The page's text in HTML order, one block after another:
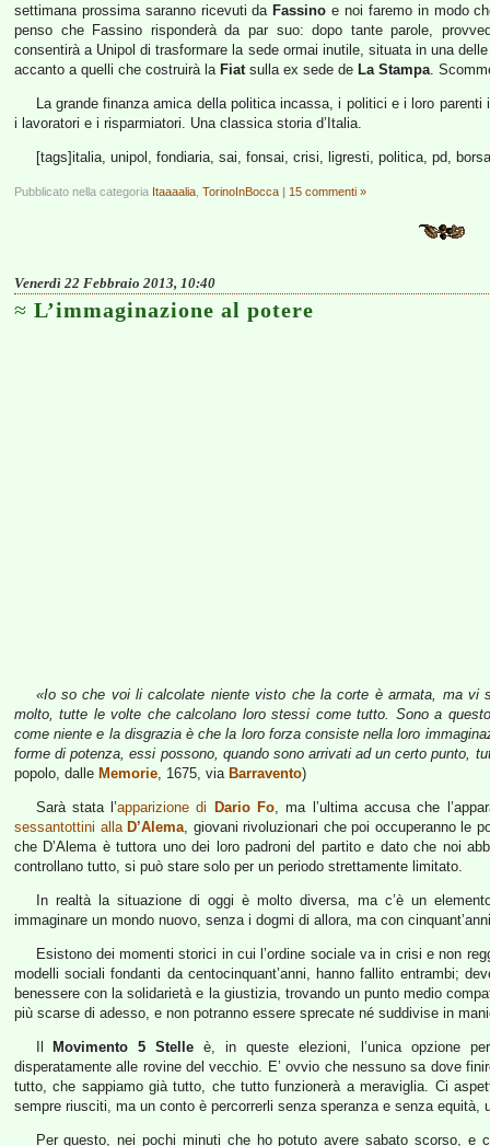
settimana prossima saranno ricevuti da Fassino e noi faremo in modo
penso che Fassino risponderà da par suo: dopo tante parole,
consentirà a Unipol di trasformare la sede ormai inutile, situata in una
accanto a quelli che costruirà la Fiatsulla ex sede de La Stampa.
La grande finanza amica della politica incassa, i politici e i loro
i lavoratori e i risparmiatori. Una classica storia d’Italia.
[tags]italia, unipol, fondiaria, sai, fonsai, crisi, ligresti, politica, pd,
Pubblicato nella categoria Itaaaalia TorinoInBocca | 15 commenti »
Venerdì 22 Febbraio 2013, 10:40
L’immaginazione al potere
«Io so che voi li calcolate niente visto che la corte è armata, ma vi
molto, tutte le volte che calcolano loro stessi come tutto. Sono a
come niente e la disgrazia è che la loro forza consiste nella loro
forme di potenza, essi possono, quando sono arrivati ad un certo punto,
popolo, dalle Memorie, 1675, via Barravento)
Sarà stata l’apparizione di Dario Fo, ma l’ultima accusa che
sessantottini alla D’Alema, giovani rivoluzionari che poi occuperanno le
che D’Alema è tuttora uno dei loro padroni del partito e dato che noi
controllano tutto, si può stare solo per un periodo strettamente limitato.
In realtà la situazione di oggi è molto diversa, ma c’è un
immaginare un mondo nuovo, senza i dogmi di allora, ma con
Esistono dei momenti storici in cui l’ordine sociale va in crisi e non
modelli sociali fondanti da centocinquant’anni, hanno fallito entrambi;
benessere con la solidarietà e la giustizia, trovando un punto medio
più scarse di adesso, e non potranno essere sprecate né suddivise in
Movimento 5 Stelle è, in queste elezioni, l’unica opzione
disperatamente alle rovine del vecchio. E’ ovvio che nessuno sa dove
tutto, che sappiamo già tutto, che tutto funzionerà a meraviglia. Ci
sempre riusciti, ma un conto è percorrerli senza speranza e senza
Per questo, nei pochi minuti che ho potuto avere sabato scorso, e